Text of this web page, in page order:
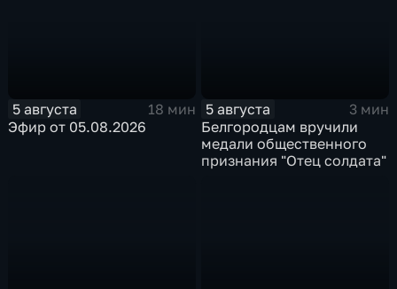
5 августа
18 мин
Эфир от 05.08.2026
5 августа
3 мин
Белгородцам вручили
медали общественного
признания "Отец солдата"